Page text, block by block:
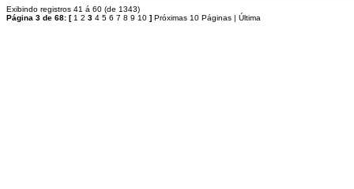
Exibindo registros 41 á 60 (de 1343)
Página 3 de 68: [ 1 2 3 4 5 6 7 8 9 10 ] Próximas 10 Páginas | Última